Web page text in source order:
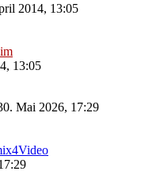
2014, 13:05
13:05
Mai 2026, 17:29